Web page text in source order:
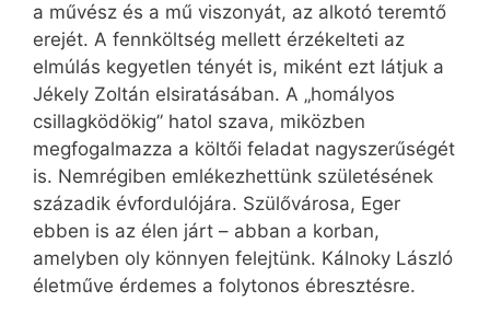
a művész és a mű viszonyát, az alkotó teremtő
erejét. A fennköltség mellett érzékelteti az
elmúlás kegyetlen tényét is, miként ezt látjuk a
Jékely Zoltán elsiratásában. A „homályos
csillagködökig” hatol szava, miközben
megfogalmazza a költői feladat nagyszerűségét
is. Nemrégiben emlékezhettünk születésének
századik évfordulójára. Szülővárosa, Eger
ebben is az élen járt – abban a korban,
amelyben oly könnyen felejtünk. Kálnoky László
életműve érdemes a folytonos ébresztésre.